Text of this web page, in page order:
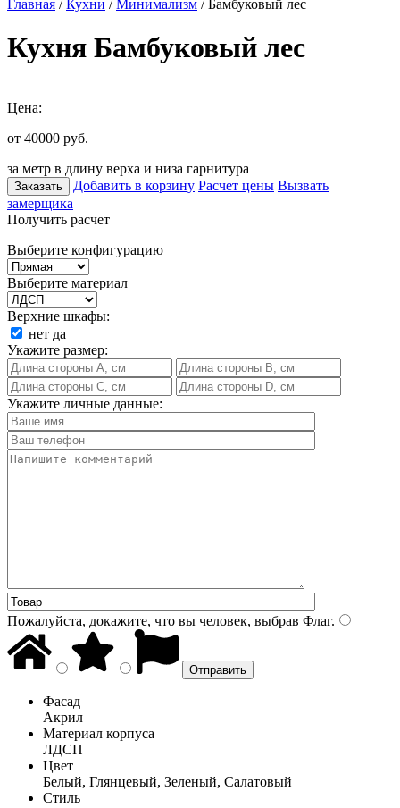
Главная / Кухни / Минимализм / Бамбуковый лес
Кухня Бамбуковый лес
Цена:
от 40000 руб.
за метр в длину верха и низа гарнитура
Заказать Добавить в корзину Расчет цены Вызвать
замерщика
Получить расчет
Выберите конфигурацию
Выберите материал
Верхние шкафы:
нет да
Укажите размер:
Укажите личные данные:
Пожалуйста, докажите, что вы человек, выбрав Флаг.
Фасад
Акрил
Материал корпуса
ЛДСП
Цвет
Белый, Глянцевый, Зеленый, Салатовый
Стиль